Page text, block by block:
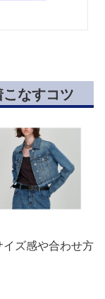
なすコツ
ズ感や合わせ方